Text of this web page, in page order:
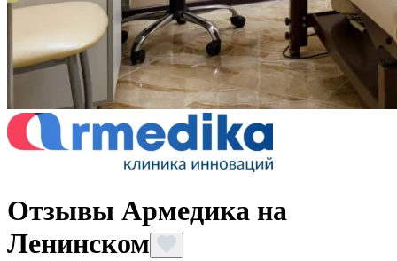
Отзывы Армедика на
Ленинском